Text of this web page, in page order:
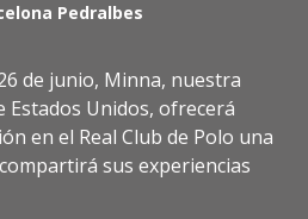
Pedralbes
de junio, Minna, nuestra
Unidos, ofrecerá
en el Real Club de Polo una
sus experiencias